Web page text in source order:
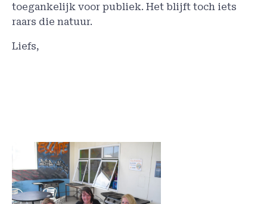
toegankelijk voor publiek. Het blijft toch iets
raars die natuur.
Liefs,